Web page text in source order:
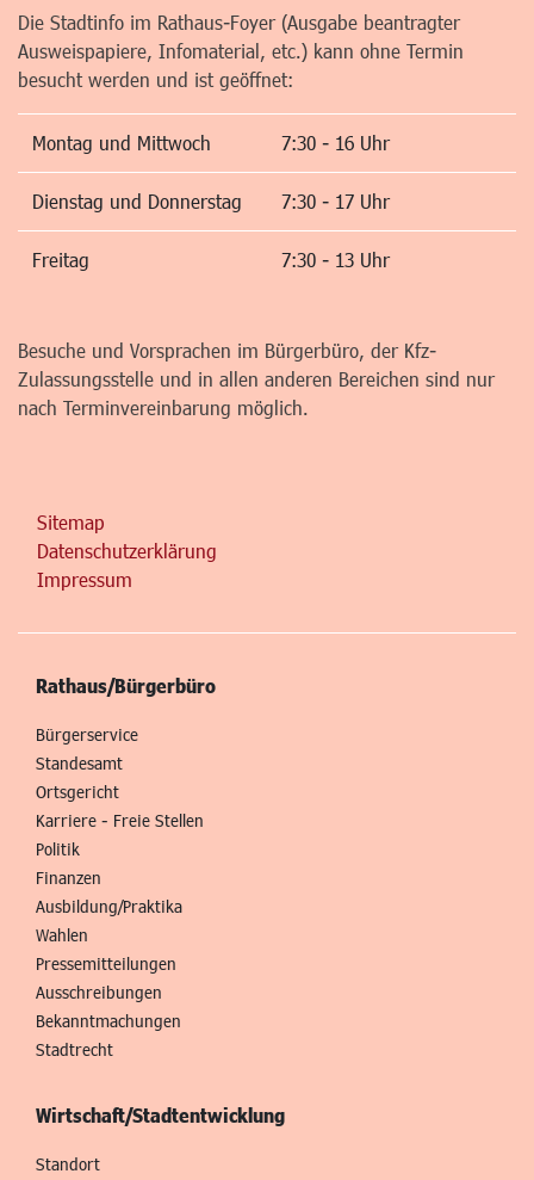
Die Stadtinfo im Rathaus-Foyer (Ausgabe beantragter
Ausweispapiere, Infomaterial, etc.) kann ohne Termin
besucht werden und ist geöffnet:
Montag und Mittwoch 7:30 - 16 Uhr
Dienstag und Donnerstag 7:30 - 17 Uhr
Freitag 7:30 - 13 Uhr
Besuche und Vorsprachen im Bürgerbüro, der Kfz-
Zulassungsstelle und in allen anderen Bereichen sind nur
nach Terminvereinbarung möglich.
Sitemap
Datenschutzerklärung
Impressum
Rathaus/Bürgerbüro
Bürgerservice
Standesamt
Ortsgericht
Karriere - Freie Stellen
Politik
Finanzen
Ausbildung/Praktika
Wahlen
Pressemitteilungen
Ausschreibungen
Bekanntmachungen
Stadtrecht
Wirtschaft/Stadtentwicklung
Standort